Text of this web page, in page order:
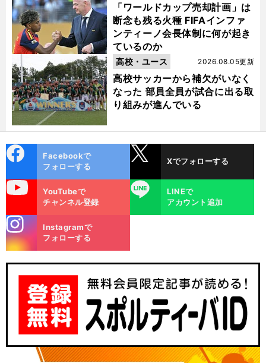
「ワールドカップ売却計画」は
断念も残る火種 FIFAインファ
ンティーノ会長体制に何が起き
ているのか
高校サッカーから補欠がいなく
なった 部員全員が試合に出る取
り組みが進んでいる
2026.08.05更新
高校・ユース
ok
Facebookで
フォローする
Xでフォローする
YouTubeで
チャンネル登録
LINE
LINEで
アカウント追加
m
Instagramで
フォローする